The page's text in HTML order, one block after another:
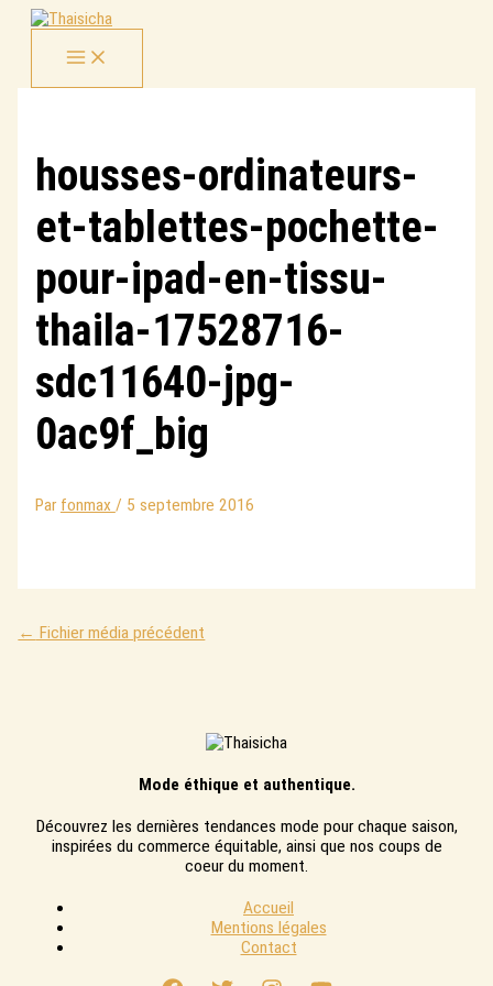
Aller
housses-ordinateurs-
et-tablettes-pochette-
pour-ipad-en-tissu-
thaila-17528716-
sdc11640-jpg-
0ac9f_big
Par fonmax / 5 septembre 2016
← Fichier média précédent
Mode éthique et authentique.
Découvrez les dernières tendances mode pour chaque saison,
inspirées du commerce équitable, ainsi que nos coups de
coeur du moment.
Accueil
Mentions légales
Contact